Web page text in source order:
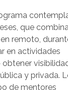
que
remoto,
en actividades
y privada.
de mentores